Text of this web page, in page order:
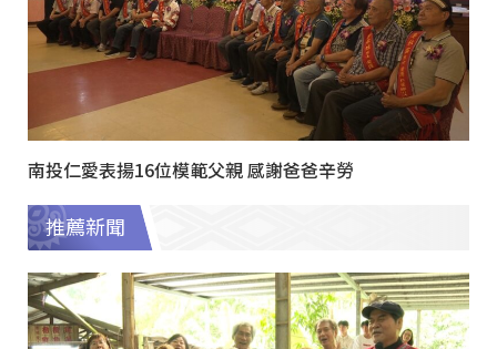
南投仁愛表揚16位模範父親 感謝爸爸辛勞
推薦新聞